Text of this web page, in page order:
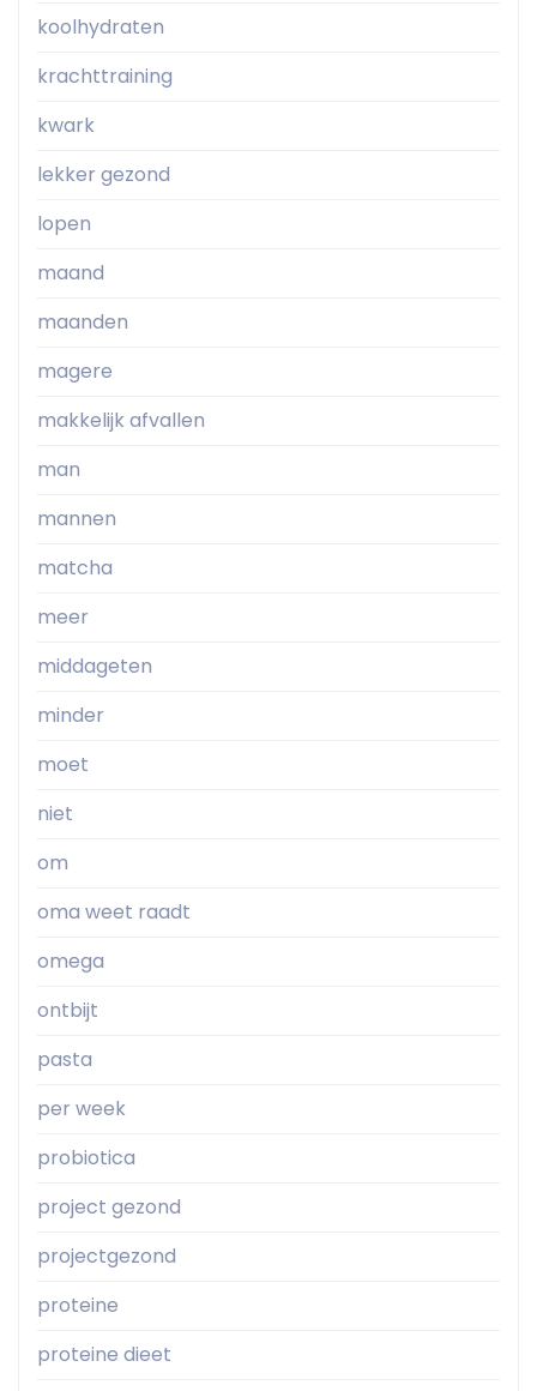
koolhydraten
krachttraining
kwark
lekker gezond
lopen
maand
maanden
magere
makkelijk afvallen
man
mannen
matcha
meer
middageten
minder
moet
niet
om
oma weet raadt
omega
ontbijt
pasta
per week
probiotica
project gezond
projectgezond
proteine
proteine dieet